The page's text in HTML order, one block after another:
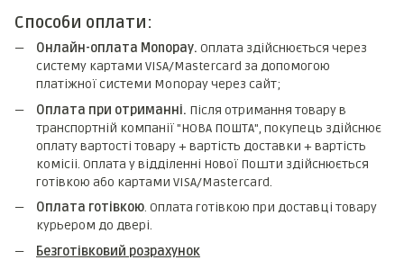
Способи оплати:
Онлайн-оплата Monopay. Оплата здійснюється через
систему картами VISA/Mastercard за допомогою
платіжної системи Monopay через сайт;
Оплата при отриманні. Після отримання товару в
транспортній компанії "НОВА ПОШТА", покупець здійснює
оплату вартості товару + вартість доставки + вартість
комicii. Оплата у відділенні Нової Пошти здійснюється
готівкою або картами VISA/Mastercard.
Оплата готівкою. Оплата готівкою при доставці товару
курьером до двері.
Безготівковий розрахунок